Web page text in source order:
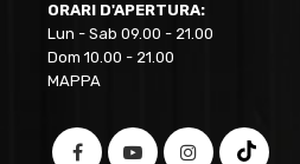
ORARI D'APERTURA:
Lun - Sab 09.00 - 21.00
Dom 10.00 - 21.00
MAPPA